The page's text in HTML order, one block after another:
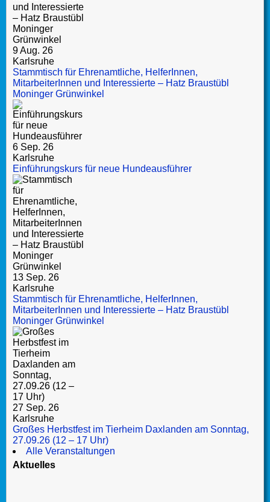
9 Aug. 26
Karlsruhe
Stammtisch für Ehrenamtliche, HelferInnen,
MitarbeiterInnen und Interessierte – Hatz Braustübl
Moninger Grünwinkel
6 Sep. 26
Karlsruhe
Einführungskurs für neue Hundeausführer
13 Sep. 26
Karlsruhe
Stammtisch für Ehrenamtliche, HelferInnen,
MitarbeiterInnen und Interessierte – Hatz Braustübl
Moninger Grünwinkel
27 Sep. 26
Karlsruhe
Großes Herbstfest im Tierheim Daxlanden am Sonntag,
27.09.26 (12 – 17 Uhr)
Alle Veranstaltungen
Aktuelles